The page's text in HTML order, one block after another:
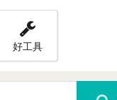
好工具